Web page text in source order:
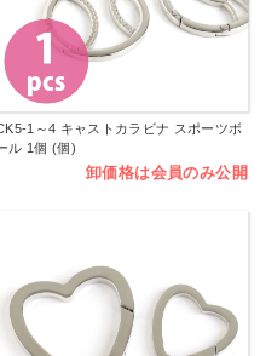
1～4 キャストカラビナ スポーツボ
ル 1個 (個)
卸価格は会員のみ公開